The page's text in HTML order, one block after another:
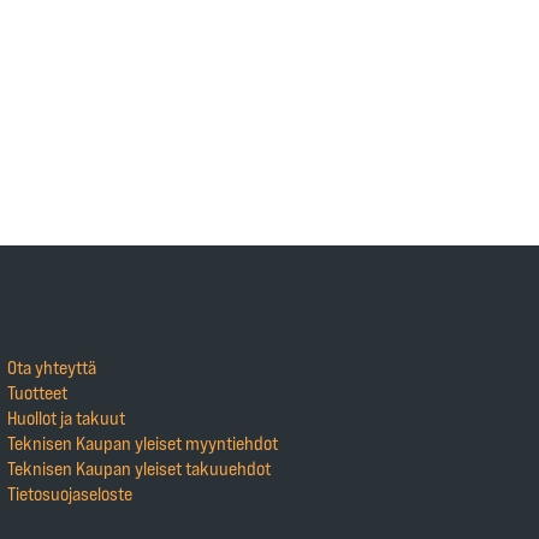
Ota yhteyttä
Tuotteet
Huollot ja takuut
Teknisen Kaupan yleiset myyntiehdot
Teknisen Kaupan yleiset takuuehdot
Tietosuojaseloste